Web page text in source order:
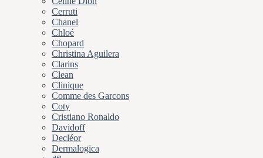
Cerruti
Chanel
Chloé
Chopard
Christina Aguilera
Clarins
Clean
Clinique
Comme des Garcons
Coty
Cristiano Ronaldo
Davidoff
Decléor
Dermalogica